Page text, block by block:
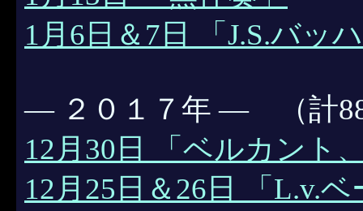
1月6日＆7日 「J.S.バッ
― ２０１７年 ― （計
12月30日 「ベルカント
12月25日＆26日 「L.v.